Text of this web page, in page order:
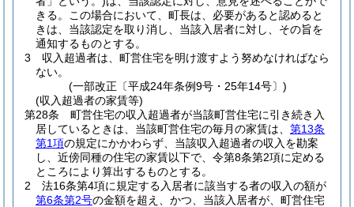
きる。
この場合において、町長は、必要があると認めると
きは、当該認定を取り消し、当該入居者に対し、その旨を
通知するものとする。
3
収入超過者は、町営住宅を明け渡すよう努めなければなら
ない。
(一部改正〔平成24年条例9号・25年14号〕)
(収入超過者の家賃等)
第28条
町営住宅の収入超過者が当該町営住宅に引き続き入
居しているときは、当該町営住宅の毎月の家賃は、 第13条
第1項の規定にかかわらず、当該収入超過者の収入を勘案
し、近傍同種の住宅の家賃以下で、令第8条第2項に定める
ところにより算出するものとする。
2
法16条第4項に規定する入居者に該当する者の収入の額が
第6条第2号の金額を超え、かつ、当該入居者が、町営住宅